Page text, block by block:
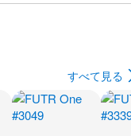
すべて見る